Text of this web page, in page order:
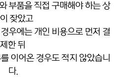
부품을 직접 구매해야 하는 상
잦았고
우에는 개인 비용으로 먼저 결
제한 뒤
이어온 경우도 적지 않았습니
다.